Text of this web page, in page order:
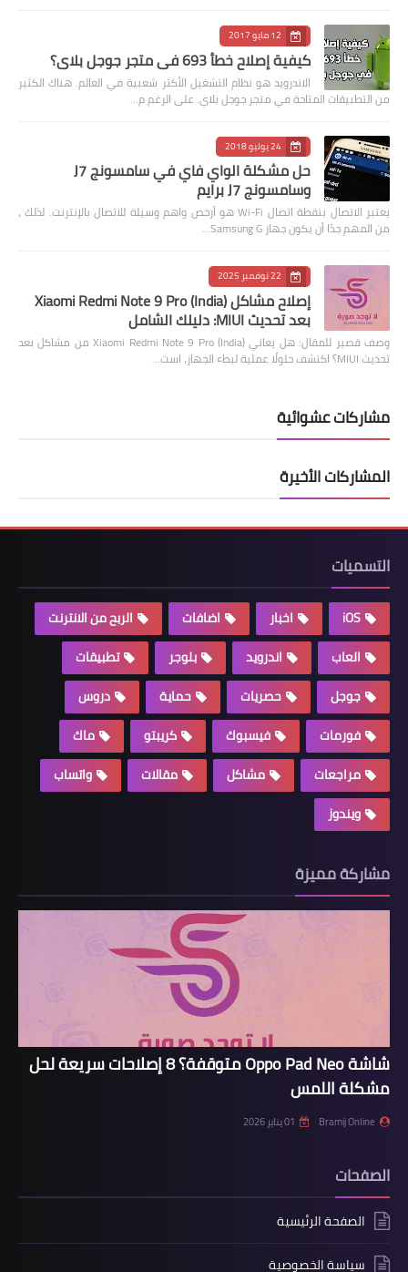
12 مايو 2017
كيفية إصلاح خطأ 693 في متجر جوجل بلاي؟
الاندرويد هو نظام التشغيل الأكثر شعبية في العالم. هناك الكثير
من التطبيقات المتاحة في متجر جوجل بلاي. على الرغم م…
24 يوليو 2018
حل مشكلة الواي فاي في سامسونج J7
وسامسونج J7 برايم
يعتبر الاتصال بنقطة اتصال Wi-Fi هو أرخص واهم وسيلة للاتصال بالإنترنت. لذلك ،
من المهم جدًا أن يكون جهاز Samsung G…
22 نوفمبر 2025
إصلاح مشاكل Xiaomi Redmi Note 9 Pro (India)
بعد تحديث MIUI: دليلك الشامل
وصف قصير للمقال: هل يعاني Xiaomi Redmi Note 9 Pro (India) من مشاكل بعد
تحديث MIUI؟ اكتشف حلولًا عملية لبطء الجهاز، است…
مشاركات عشوائية
المشاركات الأخيرة
التسميات
iOS اخبار اضافات
الربح من الانترنت
العاب
اندرويد بلوجر
تطبيقات
جوجل
حصريات حماية
دروس
فورمات
فيسبوك كريبتو
ماك
مراجعات
مشاكل مقالات
واتساب
ويندوز
مشاركة مميزة
شاشة Oppo Pad Neo متوقفة؟ 8 إصلاحات سريعة لحل
مشكلة اللمس
Bramij Online 01 يناير 2026
الصفحات
الصفحة الرئيسية
سياسة الخصوصية